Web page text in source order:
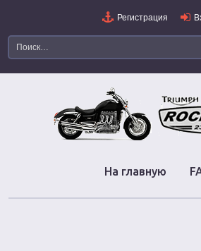
Регистрация
На главную